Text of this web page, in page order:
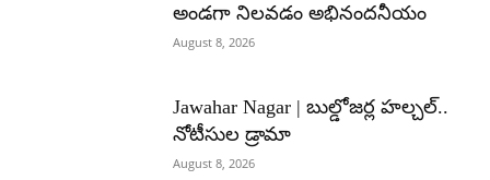
అండగా నిలవడం అభినందనీయం
August 8, 2026
Jawahar Nagar | బుల్డోజర్ల హల్చల్..
నోటీసుల డ్రామా
August 8, 2026